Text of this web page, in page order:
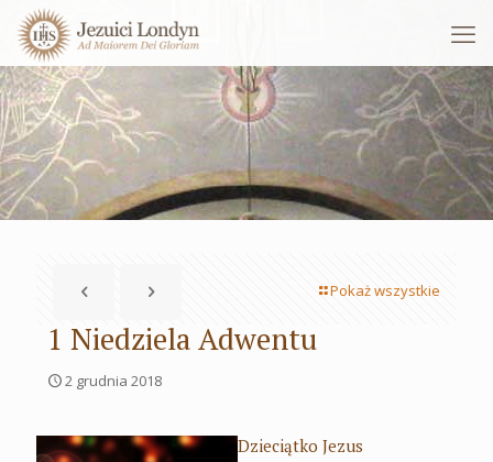
Pokaż wszystkie
1 Niedziela Adwentu
2 grudnia 2018
Dzieciątko Jezus